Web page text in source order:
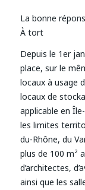
La bonne
À tort
Depuis le 1er
place, sur le
locaux à usage
locaux de
applicable en
les limites
du-Rhône, du
plus de 100 m²
d’architectes,
ainsi que les